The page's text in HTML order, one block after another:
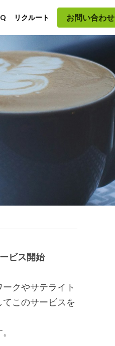
FAQ … お問い合わせ
ビス開始
クやサテライト
このサービスを